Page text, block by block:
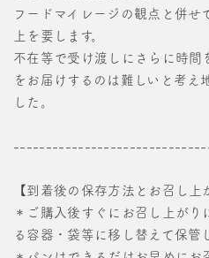
フードマイレージの観点と併せ
上を要します。
不在等で受け渡しにさらに時間
をお届けするのは難しいと考え
した。
【到着後の保存方法とお召し上
＊ご購入後すぐにお召し上がり
る容器・袋等に移し替えて保管